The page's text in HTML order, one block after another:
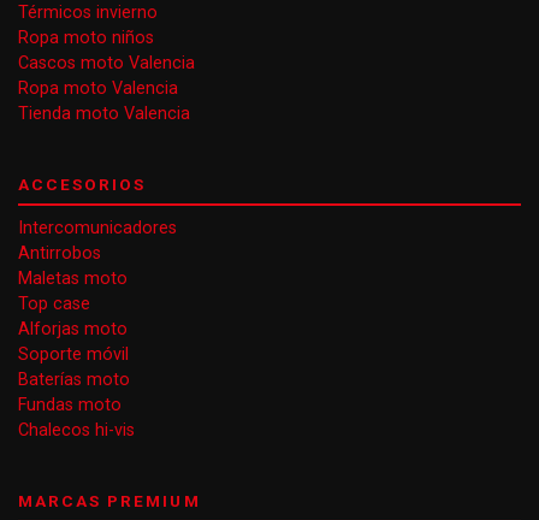
Térmicos invierno
Ropa moto niños
Cascos moto Valencia
Ropa moto Valencia
Tienda moto Valencia
ACCESORIOS
Intercomunicadores
Antirrobos
Maletas moto
Top case
Alforjas moto
Soporte móvil
Baterías moto
Fundas moto
Chalecos hi-vis
MARCAS PREMIUM